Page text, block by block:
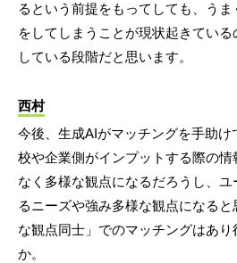
るという前提をもってしても、う
をしてしまうことが現状起きてい
している段階だと思います。
西村
今後、生成AIがマッチングを手助
校や企業側がインプットする際の
なく多様な観点になるだろうし、
るニーズや強み多様な観点になる
な観点同士」でのマッチングはあり
か。